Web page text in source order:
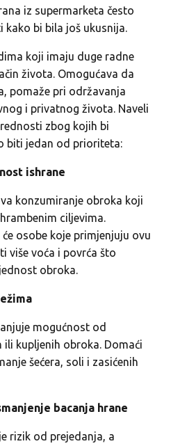
iz supermarketa često
kako bi bila još ukusnija.
koji imaju duge radne
života. Omogućava da
pomaže pri održavanja
i privatnog života. Naveli
zbog kojih bi
biti jedan od prioriteta:
ishrane
konzumiranje obroka koji
ciljevima.
osobe koje primjenjuju ovu
više voća i povrća što
obroka.
mogućnost od
ili kupljenih obroka. Domaći
šećera, soli i zasićenih
bacanja hrane
rizik od prejedanja, a